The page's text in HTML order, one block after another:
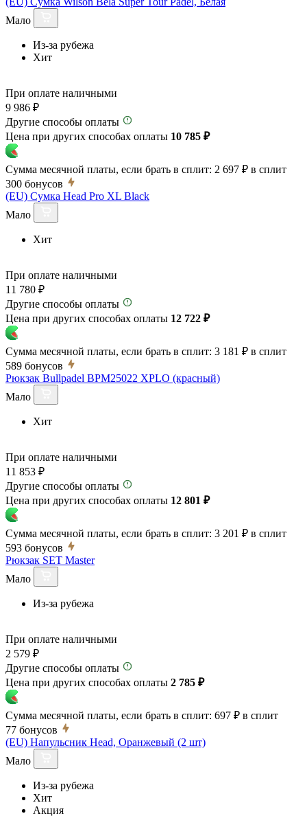
Мало
Из-за рубежа
Хит
При оплате наличными
9 986 ₽
Другие способы оплаты
Цена при других способах оплаты 10 785 ₽
Сумма месячной платы, если брать в сплит: 2 697 ₽ в сплит
300 бонусов
(EU) Сумка Head Pro XL Black
Мало
Хит
При оплате наличными
11 780 ₽
Другие способы оплаты
Цена при других способах оплаты 12 722 ₽
Сумма месячной платы, если брать в сплит: 3 181 ₽ в сплит
589 бонусов
Рюкзак Bullpadel BPM25022 XPLO (красный)
Мало
Хит
При оплате наличными
11 853 ₽
Другие способы оплаты
Цена при других способах оплаты 12 801 ₽
Сумма месячной платы, если брать в сплит: 3 201 ₽ в сплит
593 бонусов
Рюкзак SET Master
Мало
Из-за рубежа
При оплате наличными
2 579 ₽
Другие способы оплаты
Цена при других способах оплаты 2 785 ₽
Сумма месячной платы, если брать в сплит: 697 ₽ в сплит
77 бонусов
(EU) Напульсник Head, Оранжевый (2 шт)
Мало
Из-за рубежа
Хит
Акция